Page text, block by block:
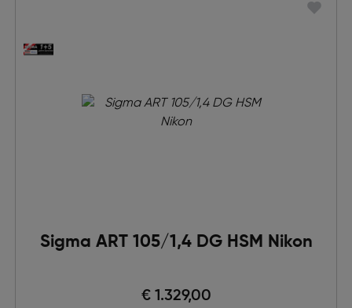
Sigma ART 105/1,4 DG HSM Nikon
Preis nach Rabatts
€ 1.329,00